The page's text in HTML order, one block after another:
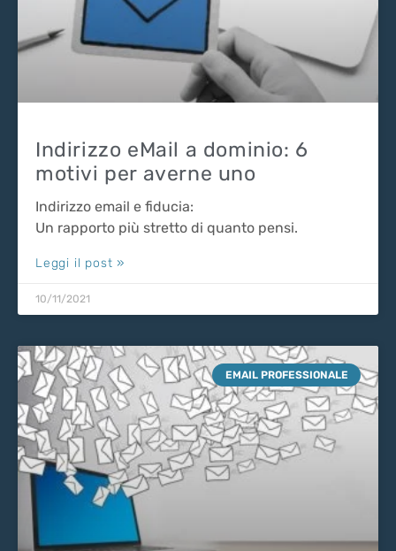
Indirizzo eMail a dominio: 6
motivi per averne uno
Indirizzo email e fiducia:
Un rapporto più stretto di quanto pensi.
Leggi il post »
10/11/2021
EMAIL PROFESSIONALE